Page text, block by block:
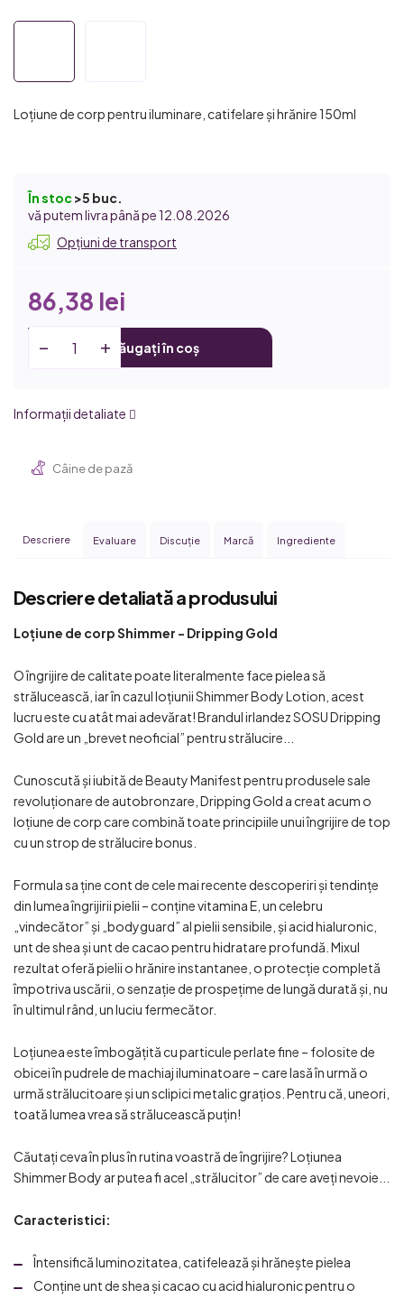
Loțiune de corp pentru iluminare, catifelare și hrănire 150ml
În stoc>5 buc.
12.08.2026
Opțiuni de transport
86,38 lei
Adăugați în coș
Informaţii detaliate
Câine de pază
Descriere Evaluare Discuţie Marcă Ingrediente
Descriere detaliată a produsului
Loțiune de corp Shimmer - Dripping Gold
O îngrijire de calitate poate literalmente face pielea să
strălucească, iar în cazul loțiunii Shimmer Body Lotion, acest
lucru este cu atât mai adevărat! Brandul irlandez SOSU Dripping
Gold are un „brevet neoficial” pentru strălucire...
Cunoscută și iubită de Beauty Manifest pentru produsele sale
revoluționare de autobronzare, Dripping Gold a creat acum o
loțiune de corp care combină toate principiile unui îngrijire de top
cu un strop de strălucire bonus.
Formula sa ține cont de cele mai recente descoperiri și tendințe
din lumea îngrijirii pielii – conține vitamina E, un celebru
„vindecător” și „bodyguard” al pielii sensibile, și acid hialuronic,
unt de shea și unt de cacao pentru hidratare profundă. Mixul
rezultat oferă pielii o hrănire instantanee, o protecție completă
împotriva uscării, o senzație de prospețime de lungă durată și, nu
în ultimul rând, un luciu fermecător.
Loțiunea este îmbogățită cu particule perlate fine – folosite de
obicei în pudrele de machiaj iluminatoare – care lasă în urmă o
urmă strălucitoare și un sclipici metalic grațios. Pentru că, uneori,
toată lumea vrea să strălucească puțin!
Căutați ceva în plus în rutina voastră de îngrijire? Loțiunea
Shimmer Body ar putea fi acel „strălucitor” de care aveți nevoie...
Caracteristici:
Întensifică luminozitatea, catifelează și hrănește pielea
Conține unt de shea și cacao cu acid hialuronic pentru o